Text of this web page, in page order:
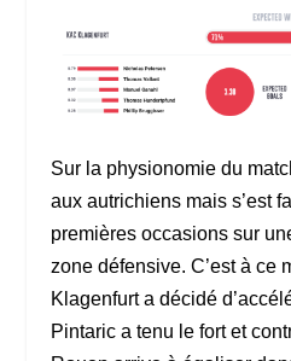
Sur la physionomie du
aux autrichiens mais s’est
premières occasions sur
zone défensive. C’est à ce
Klagenfurt a décidé
Pintaric a tenu le fort et